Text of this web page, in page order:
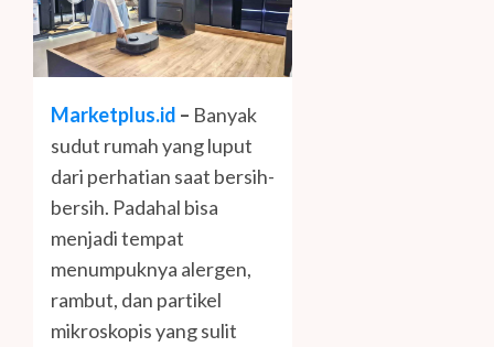
Marketplus.id – Banyak
sudut rumah yang luput
dari perhatian saat bersih-
bersih. Padahal bisa
menjadi tempat
menumpuknya alergen,
rambut, dan partikel
mikroskopis yang sulit